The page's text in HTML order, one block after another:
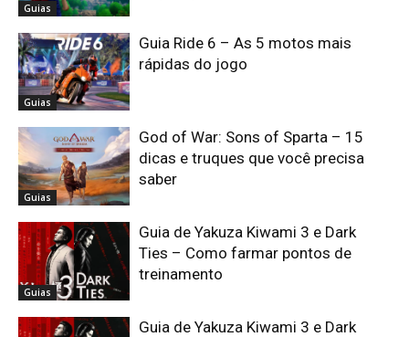
Guias
Guias
Guia Ride 6 – As 5 motos mais
rápidas do jogo
Guias
God of War: Sons of Sparta – 15
dicas e truques que você precisa
saber
Guias
Guia de Yakuza Kiwami 3 e Dark
Ties – Como farmar pontos de
treinamento
Guia de Yakuza Kiwami 3 e Dark